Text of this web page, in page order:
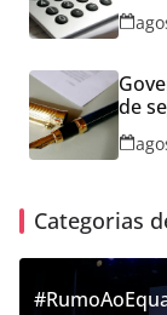
de
Categorias